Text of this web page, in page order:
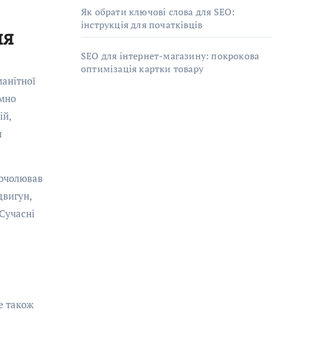
також
Як обрати ключові слова для SEO:
інструкція для початківців
SEO для інтернет-магазину: покрокова
оптимізація картки товару